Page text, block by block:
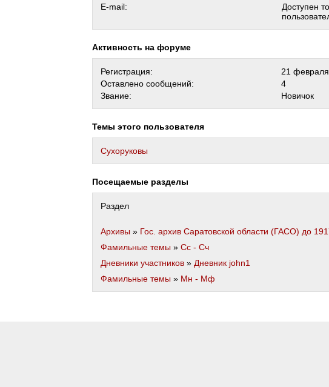
E-mail:
Доступен
Активность на форуме
Регистрация:
21
Оставлено сообщений:
4
Звание:
Новичок
Темы этого пользователя
Сухоруковы
Посещаемые разделы
Раздел
Архивы » Гос. архив Саратовской области (ГАСО) до
Фамильные темы » Сс - Сч
Дневники участников » Дневник john1
Фамильные темы » Мн - Мф